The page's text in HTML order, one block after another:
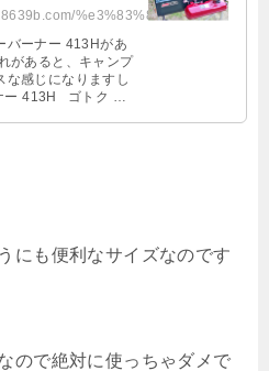
https://www.xn--28j0a2b4gya8639b.com/%e3%83%84%e3%83%bc%e3%83%90%e3%83%bc%e3%...
バーナー 413Hがあ
があると、キャンプ
な感じになりますし
ー 413H ゴトク …
にも便利なサイズなのです
ので絶対に使っちゃダメで